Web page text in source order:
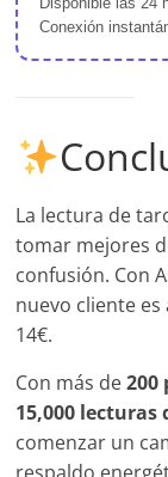
Conexión
La lectura de
tomar mejores
confusión. Con
nuevo cliente es
14€.
Con más de200
15,000 lecturas
comenzar un